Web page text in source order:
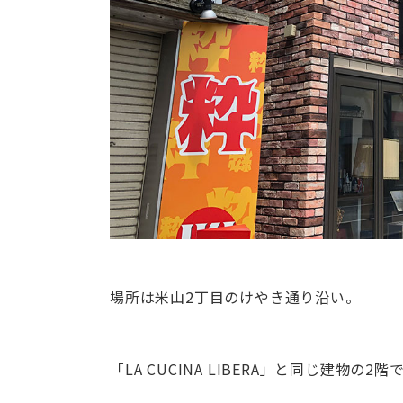
場所は米山2丁目のけやき通り沿い。
「LA CUCINA LIBERA」と同じ建物の2階